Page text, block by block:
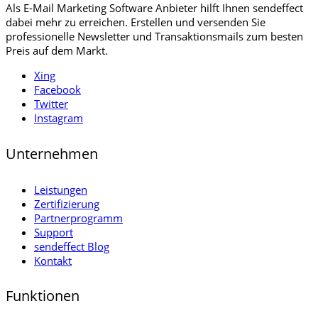
Als E-Mail Marketing Software Anbieter hilft Ihnen sendeffect
dabei mehr zu erreichen. Erstellen und versenden Sie
professionelle Newsletter und Transaktionsmails zum besten
Preis auf dem Markt.
Xing
Facebook
Twitter
Instagram
Unternehmen
Leistungen
Zertifizierung
Partnerprogramm
Support
sendeffect Blog
Kontakt
Funktionen